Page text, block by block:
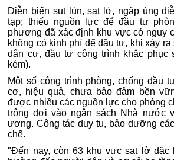
Diễn biến sụt lún, sạt lở, ngập úng
tạp; thiếu nguồn lực để đầu tư
phương đã xác định khu vực có nguy
không có kinh phí để đầu tư, khi xảy
dân cư, đầu tư công trình khắc phục
kém).
Một số công trình phòng, chống đầu
cơ, hiệu quả, chưa bảo đảm bền
được nhiều các nguồn lực cho phòng
trông đợi vào ngân sách Nhà nước
ương. Công tác duy tu, bảo dưỡng
chế.
"Đến nay, còn 63 khu vực sạt lở đặc